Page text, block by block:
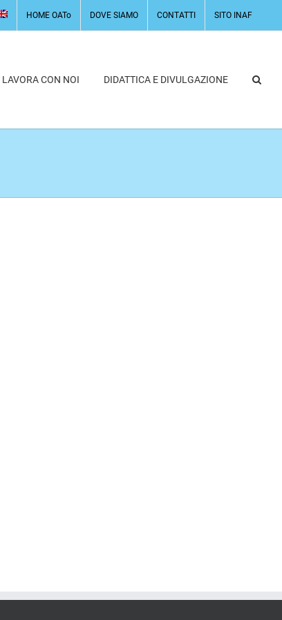
HOME OATo DOVE SIAMO CONTATTI SITO INAF
LAVORA CON NOI DIDATTICA E DIVULGAZIONE